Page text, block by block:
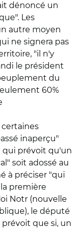
dénoncé un
Les
autre moyen
ne signera pas
"il n'y
le président
du
60%
inaperçu"
qui prévoit qu'un
soit adossé au
à préciser "qui
première
Notr (nouvelle
le député
que si, un